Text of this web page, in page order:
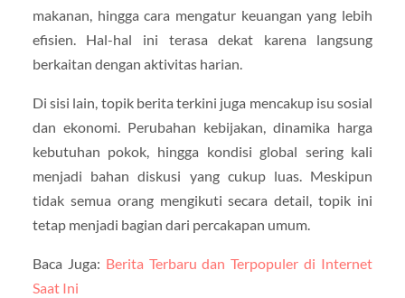
makanan, hingga cara mengatur keuangan yang lebih
efisien. Hal-hal ini terasa dekat karena langsung
berkaitan dengan aktivitas harian.
Di sisi lain, topik berita terkini juga mencakup isu sosial
dan ekonomi. Perubahan kebijakan, dinamika harga
kebutuhan pokok, hingga kondisi global sering kali
menjadi bahan diskusi yang cukup luas. Meskipun
tidak semua orang mengikuti secara detail, topik ini
tetap menjadi bagian dari percakapan umum.
Baca Juga: Berita Terbaru dan Terpopuler di Internet
Saat Ini